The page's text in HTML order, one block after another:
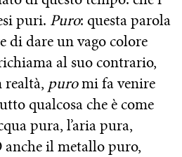
puri. Puro: questa parola
di dare un vago colore
al suo contrario,
realtà, puromi fa venire
qualcosa che è come
pura, l’aria pura,
anche il metallo puro,